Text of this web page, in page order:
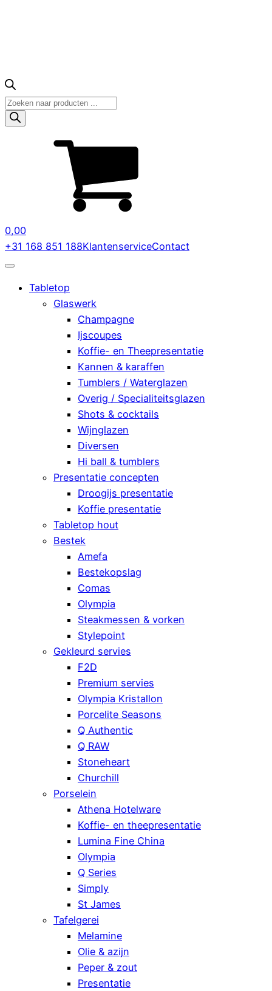
Producten
zoeken
0,00
+31 168 851 188KlantenserviceContact
Tabletop
Glaswerk
Champagne
Ijscoupes
Koffie- en Theepresentatie
Kannen & karaffen
Tumblers / Waterglazen
Overig / Specialiteitsglazen
Shots & cocktails
Wijnglazen
Diversen
Hi ball & tumblers
Presentatie concepten
Droogijs presentatie
Koffie presentatie
Tabletop hout
Bestek
Amefa
Bestekopslag
Comas
Olympia
Steakmessen & vorken
Stylepoint
Gekleurd servies
F2D
Premium servies
Olympia Kristallon
Porcelite Seasons
Q Authentic
Q RAW
Stoneheart
Churchill
Porselein
Athena Hotelware
Koffie- en theepresentatie
Lumina Fine China
Olympia
Q Series
Simply
St James
Tafelgerei
Melamine
Olie & azijn
Peper & zout
Presentatie